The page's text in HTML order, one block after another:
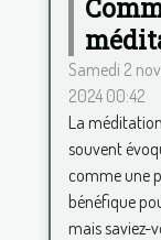
peut
votre
Samedi 2
2024 00:42
La
souvent
comme une
bénéfique
mais saviez-